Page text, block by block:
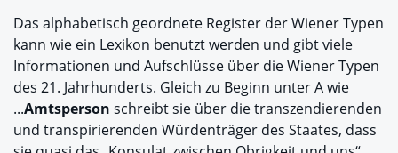
Das alphabetisch geordnete Register der Wiener Typen
kann wie ein Lexikon benutzt werden und gibt viele
Informationen und Aufschlüsse über die Wiener Typen
des 21. Jahrhunderts. Gleich zu Beginn unter A wie
...Amtsperson schreibt sie über die transzendierenden
und transpirierenden Würdenträger des Staates, dass